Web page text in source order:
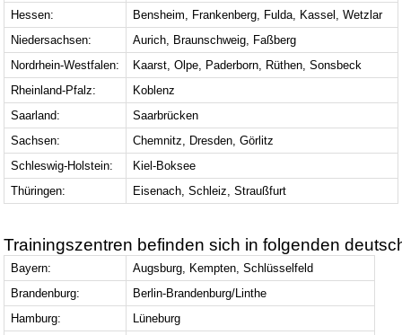
Hessen:
Bensheim, Frankenberg, Fulda, Kassel, Wetzlar
Niedersachsen:
Aurich, Braunschweig, Faßberg
Nordrhein-Westfalen:
Kaarst, Olpe, Paderborn, Rüthen, Sonsbeck
Rheinland-Pfalz:
Koblenz
Saarland:
Saarbrücken
Sachsen:
Chemnitz, Dresden, Görlitz
Schleswig-Holstein:
Kiel-Boksee
Thüringen:
Eisenach, Schleiz, Straußfurt
Trainingszentren befinden sich in folgenden
Bayern:
Augsburg, Kempten, Schlüsselfeld
Brandenburg:
Berlin-Brandenburg/Linthe
Hamburg:
Lüneburg